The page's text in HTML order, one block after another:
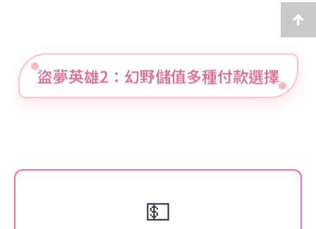
盜夢英雄2：幻野儲值多種付款選擇
💵